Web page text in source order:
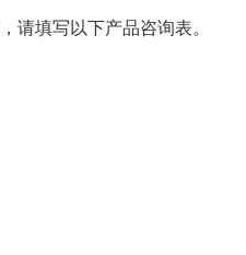
请填写以下产品咨询表。